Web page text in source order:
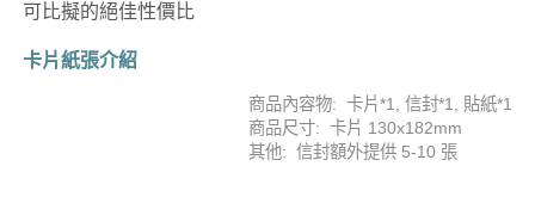
可比擬的絕佳性價比
卡片紙張介紹
商品內容物: 卡片*1, 信封*1, 貼紙*1
商品尺寸: 卡片 130x182mm
其他: 信封額外提供 5-10 張